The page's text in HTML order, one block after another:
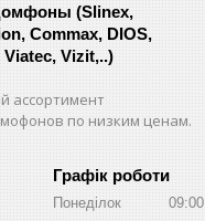
(Slinex,
Commax, DIOS,
Viatec, Vizit,..)
ассортимент
по низким ценам.
Графік роботи
Понеділок 09:00